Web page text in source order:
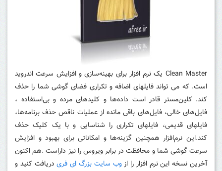
Clean Master یک نرم افزار برای بهینه‌سازی و افزایش سرعت اندروید
است. که می تواند فایلهای اضافه و تکراری فضای گوشی شما را حذف
کند. کلین‌مستر قادر است داده‌ها و کلیدهای مرده و بی‌استفاده ،
فایل‌های خالی، فایل‌های باقی مانده از عملیات ناقص حذف برنامه‌ها،
فایلهای قدیمی، فایلهای تکراری را شناسایی و با یک کلیک حذف
کند.این نرم‌افزار همچنین گزینه‌ها و امکاناتی برای بهبود و افزایش
سرعت گوشی شما و محافظت در برابر ویروس را نیز داراست .هم اکنون
آخرین نسخه این نرم افزار را ازوب سایت بزرگ ای فریدریافت کنید و